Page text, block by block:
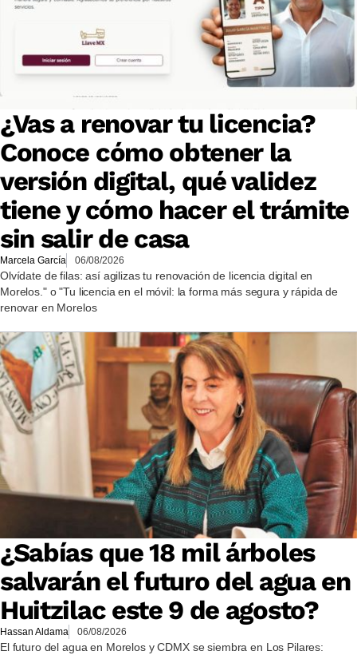
¿Vas a renovar tu licencia?
Conoce cómo obtener la
versión digital, qué validez
tiene y cómo hacer el trámite
sin salir de casa
Marcela García 06/08/2026
Olvídate de filas: así agilizas tu renovación de licencia digital en
Morelos." o "Tu licencia en el móvil: la forma más segura y rápida de
renovar en Morelos
¿Sabías que 18 mil árboles
salvarán el futuro del agua en
Huitzilac este 9 de agosto?
Hassan Aldama 06/08/2026
El futuro del agua en Morelos y CDMX se siembra en Los Pilares: